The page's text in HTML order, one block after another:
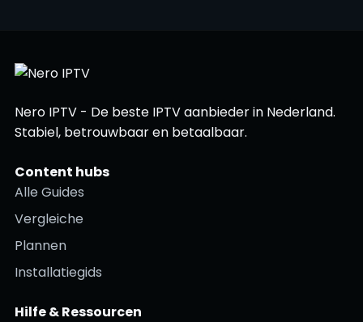
Nero IPTV - De beste IPTV aanbieder in Nederland.
Stabiel, betrouwbaar en betaalbaar.
Content hubs
Alle Guides
Vergleiche
Plannen
Installatiegids
Hilfe & Ressourcen